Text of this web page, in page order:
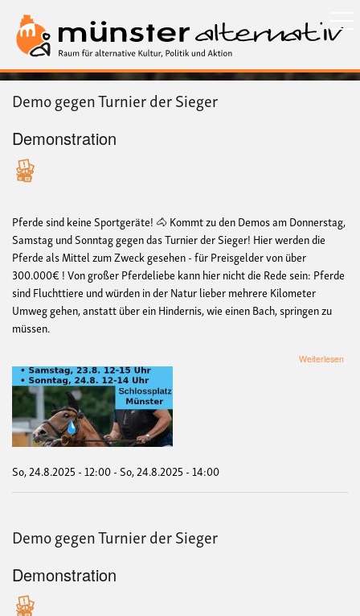
zum
Inhalt
Demo gegen Turnier der Sieger
Demonstration
Pferde sind keine Sportgeräte! 🐴 Kommt zu den Demos am Donnerstag,
Samstag und Sonntag gegen das Turnier der Sieger! Hier werden die
Pferde als Mittel zum Zweck gesehen - für Preisgelder von über
300.000€ ! Von großer Pferdeliebe kann hier nicht die Rede sein: Pferde
sind Fluchttiere und würden in der Natur lieber mehrere Kilometer
Umweg gehen, anstatt über ein Hindernis, wie einen Bach, springen zu
müssen.
Weiterlesen
So, 24.8.2025 - 12:00-So, 24.8.2025 - 14:00
Demo gegen Turnier der Sieger
Demonstration